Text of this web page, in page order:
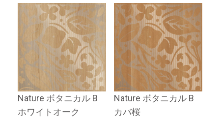
Nature ボタニカル B
ホワイトオーク
Nature ボタニカル B
カバ桜